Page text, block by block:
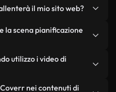
persone, relativi a
generati
Ogni video è
il mio sito web?
ottimizzate.
e pronti per il web,
riducono al minimo i
parametri
la scena pianificazione
utilizzando Coverr AI
la scena, ad esempio
personalizzato in
utilizzo i video di
dell'autore.
nei contenuti di